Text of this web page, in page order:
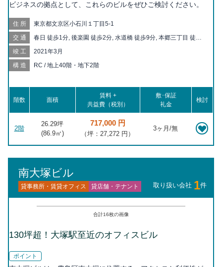
ビジネスの拠点として、これらのビルをぜひご検討ください。
住所 東京都文京区小石川１丁目5-1
交通
春日 徒歩1分, 後楽園 徒歩2分, 水道橋 徒歩9分, 本郷三丁目 徒歩
歩18分, 本駒込 徒歩18分, 御茶ノ水 徒歩19分, 茗荷谷 徒歩20分,
九段下 徒歩20分, 江戸川橋 徒歩20分
竣工 2021年3月
構造 RC / 地上40階・地下2階
階数 面積
賃料 +
共益費（税別）
敷･保証
礼金
検討
2階
26.29坪
(86.9㎡)
717,000 円
（坪：27,272 円）
3ヶ月/無
南大塚ビル
貸事務所・賃貸オフィス 貸店舗・テナント 取り扱い会社 1件
合計16枚の画像
130坪超！大塚駅至近のオフィスビル
ポイント